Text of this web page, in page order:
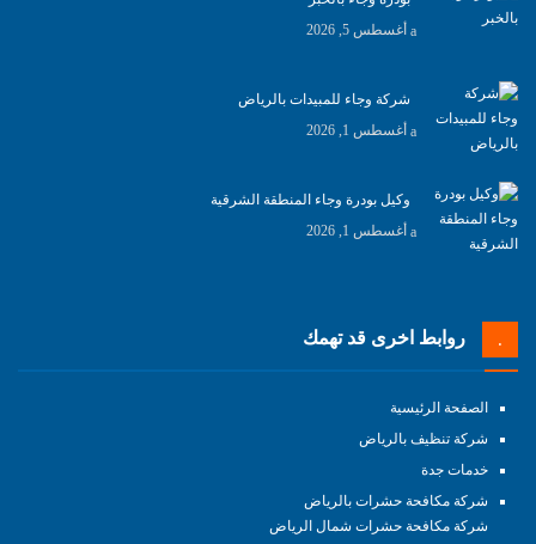
أغسطس 5, 2026
شركة وجاء للمبيدات بالرياض
أغسطس 1, 2026
وكيل بودرة وجاء المنطقة الشرقية
أغسطس 1, 2026
روابط اخرى قد تهمك
الصفحة الرئيسية
شركة تنظيف بالرياض
خدمات جدة
شركة مكافحة حشرات بالرياض
شركة مكافحة حشرات شمال الرياض